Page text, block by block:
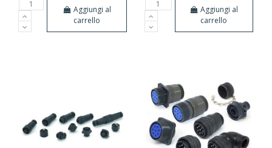
Aggiungi al
carrello
Aggiungi al
carrello